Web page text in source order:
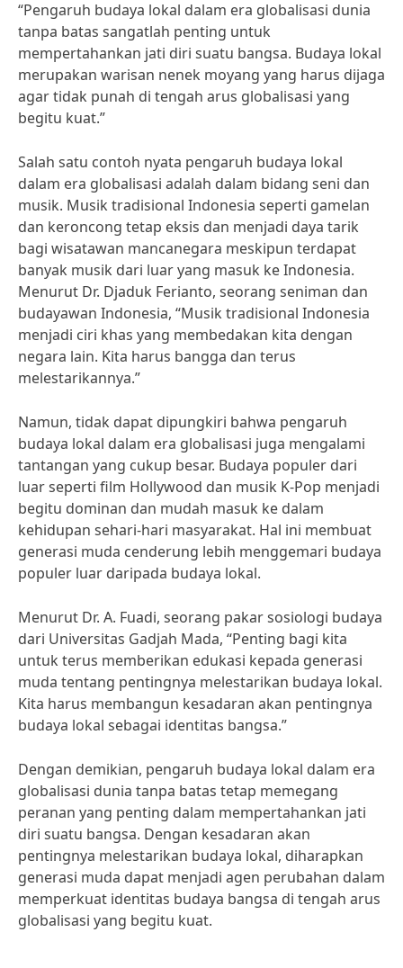
“Pengaruh budaya lokal dalam era globalisasi dunia
tanpa batas sangatlah penting untuk
mempertahankan jati diri suatu bangsa. Budaya lokal
merupakan warisan nenek moyang yang harus dijaga
agar tidak punah di tengah arus globalisasi yang
begitu kuat.”
Salah satu contoh nyata pengaruh budaya lokal
dalam era globalisasi adalah dalam bidang seni dan
musik. Musik tradisional Indonesia seperti gamelan
dan keroncong tetap eksis dan menjadi daya tarik
bagi wisatawan mancanegara meskipun terdapat
banyak musik dari luar yang masuk ke Indonesia.
Menurut Dr. Djaduk Ferianto, seorang seniman dan
budayawan Indonesia, “Musik tradisional Indonesia
menjadi ciri khas yang membedakan kita dengan
negara lain. Kita harus bangga dan terus
melestarikannya.”
Namun, tidak dapat dipungkiri bahwa pengaruh
budaya lokal dalam era globalisasi juga mengalami
tantangan yang cukup besar. Budaya populer dari
luar seperti film Hollywood dan musik K-Pop menjadi
begitu dominan dan mudah masuk ke dalam
kehidupan sehari-hari masyarakat. Hal ini membuat
generasi muda cenderung lebih menggemari budaya
populer luar daripada budaya lokal.
Menurut Dr. A. Fuadi, seorang pakar sosiologi budaya
dari Universitas Gadjah Mada, “Penting bagi kita
untuk terus memberikan edukasi kepada generasi
muda tentang pentingnya melestarikan budaya lokal.
Kita harus membangun kesadaran akan pentingnya
budaya lokal sebagai identitas bangsa.”
Dengan demikian, pengaruh budaya lokal dalam era
globalisasi dunia tanpa batas tetap memegang
peranan yang penting dalam mempertahankan jati
diri suatu bangsa. Dengan kesadaran akan
pentingnya melestarikan budaya lokal, diharapkan
generasi muda dapat menjadi agen perubahan dalam
memperkuat identitas budaya bangsa di tengah arus
globalisasi yang begitu kuat.